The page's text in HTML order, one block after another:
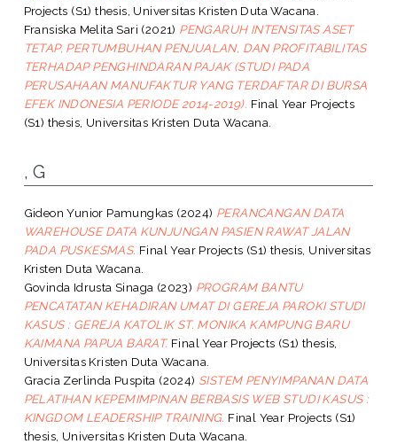
Projects (S1) thesis, Universitas Kristen Duta Wacana.
Fransiska Melita Sari (2021) PENGARUH INTENSITAS ASET
TETAP, PERTUMBUHAN PENJUALAN, DAN PROFITABILITAS
TERHADAP PENGHINDARAN PAJAK (STUDI PADA
PERUSAHAAN MANUFAKTUR YANG TERDAFTAR DI BURSA
EFEK INDONESIA PERIODE 2014-2019). Final Year Projects
(S1) thesis, Universitas Kristen Duta Wacana.
, G
Gideon Yunior Pamungkas (2024) PERANCANGAN DATA
WAREHOUSE DATA KUNJUNGAN PASIEN RAWAT JALAN
PADA PUSKESMAS. Final Year Projects (S1) thesis, Universitas
Kristen Duta Wacana.
Govinda Idrusta Sinaga (2023) PROGRAM BANTU
PENCATATAN KEHADIRAN UMAT DI GEREJA PAROKI STUDI
KASUS : GEREJA KATOLIK ST. MONIKA KAMPUNG BARU
KAIMANA PAPUA BARAT. Final Year Projects (S1) thesis,
Universitas Kristen Duta Wacana.
Gracia Zerlinda Puspita (2024) SISTEM PENYIMPANAN DATA
PELATIHAN KEPEMIMPINAN BERBASIS WEB STUDI KASUS :
KINGDOM LEADERSHIP TRAINING. Final Year Projects (S1)
thesis, Universitas Kristen Duta Wacana.